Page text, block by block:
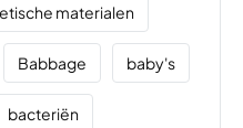
materialen
Babbage baby's
bacteriën